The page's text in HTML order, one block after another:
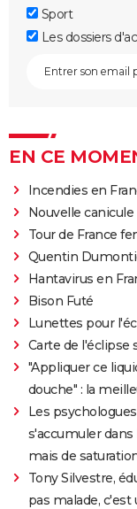
Sport
Les dossiers
EN CE
Incendies en
Nouvelle canicule
Tour de France
Quentin
Hantavirus en
Bison Futé
Lunettes pour
Carte de l'éclipse
"Appliquer ce
douche" : la
Les
s'accumuler dans
mais de
Tony Silvestre,
pas malade,